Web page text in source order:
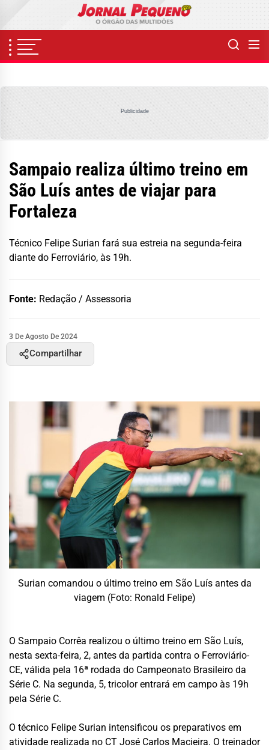
content
Publicidade
Sampaio realiza último treino em
São Luís antes de viajar para
Fortaleza
Técnico Felipe Surian fará sua estreia na segunda-feira
diante do Ferroviário, às 19h.
Fonte: Redação / Assessoria
3 De Agosto De 2024
Compartilhar
Surian comandou o último treino em São Luís antes da
viagem (Foto: Ronald Felipe)
O Sampaio Corrêa realizou o último treino em São Luís,
nesta sexta-feira, 2, antes da partida contra o Ferroviário-
CE, válida pela 16ª rodada do Campeonato Brasileiro da
Série C. Na segunda, 5, tricolor entrará em campo às 19h
pela Série C.
O técnico Felipe Surian intensificou os preparativos em
atividade realizada no CT José Carlos Macieira. O treinador